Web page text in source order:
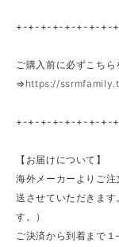
+-+-+-+-+-+-+-+-
ご購入前に必ずこち
⇒ https://
+-+-+-+-+-+-+-+-
【お届けについて】
海外メーカーよりご
送させていただきま
す。）
ご決済から到着まで１